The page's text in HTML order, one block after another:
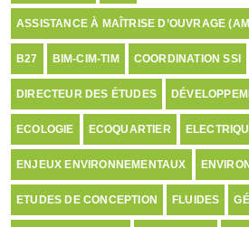
ASSISTANCE À MAÎTRISE D’OUVRAGE
B27 BIM-CIM-TIM COORDINATION SSI
DIRECTEUR DES ÉTUDES
ECOLOGIE ECOQUARTIER
ENJEUX ENVIRONNEMENTAUX
ETUDES DE CONCEPTION FLUIDES